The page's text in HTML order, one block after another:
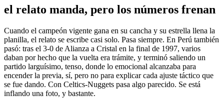
el relato manda, pero los números frenan
Cuando el campeón vigente gana en su cancha y su estrella llena la
planilla, el relato se escribe casi solo. Pasa siempre. En Perú también
pasó: tras el 3-0 de Alianza a Cristal en la final de 1997, varios
daban por hecho que la vuelta era trámite, y terminó saliendo un
partido larguísimo, tenso, donde lo emocional alcanzaba para
encender la previa, sí, pero no para explicar cada ajuste táctico que
se fue dando. Con Celtics-Nuggets pasa algo parecido. Se está
inflando una foto, y bastante.